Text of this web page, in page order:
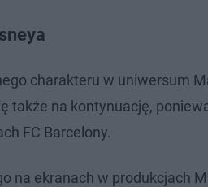
charakteru w uniwersum
także na kontynuację,
FC Barcelony.
na ekranach w produkcjach